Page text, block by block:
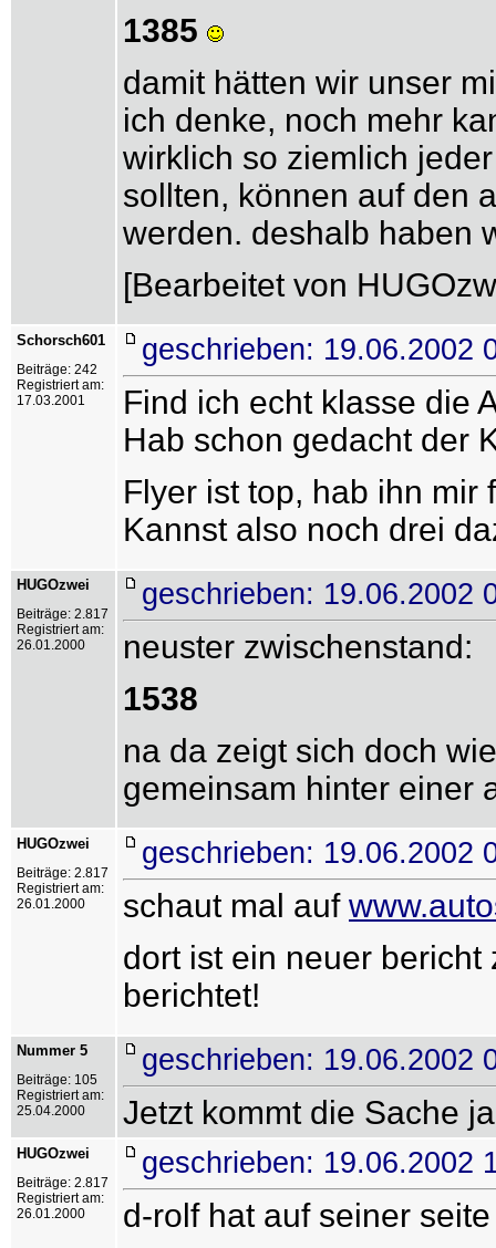
1385
damit hätten wir unser
ich denke, noch mehr
wirklich so ziemlich
sollten, können auf den
werden. deshalb haben
[Bearbeitet von
Schorsch601
Beiträge: 242
Registriert am:
17.03.2001
geschrieben: 19.06.2002
Find ich echt klasse die
Hab schon gedacht der
Flyer ist top, hab ihn mir
Kannst also noch drei
HUGOzwei
Beiträge: 2.817
Registriert am:
26.01.2000
geschrieben: 19.06.2002
neuster zwischenstand:
1538
na da zeigt sich doch
gemeinsam hinter einer
HUGOzwei
Beiträge: 2.817
Registriert am:
26.01.2000
geschrieben: 19.06.2002
schaut mal auf
dort ist ein neuer
berichtet!
Nummer 5
Beiträge: 105
Registriert am:
25.04.2000
geschrieben: 19.06.2002
Jetzt kommt die Sache
HUGOzwei
Beiträge: 2.817
Registriert am:
26.01.2000
geschrieben: 19.06.2002
d-rolf hat auf seiner